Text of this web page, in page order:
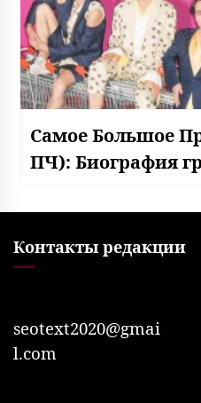
Самое Большое
ПЧ): Биография
Контакты редакции
seotext2020@gmai
l.com